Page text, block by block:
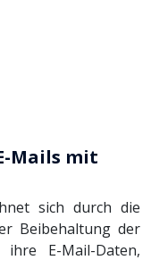
Mails mit
sich durch die
Beibehaltung der
E-Mail-Daten,